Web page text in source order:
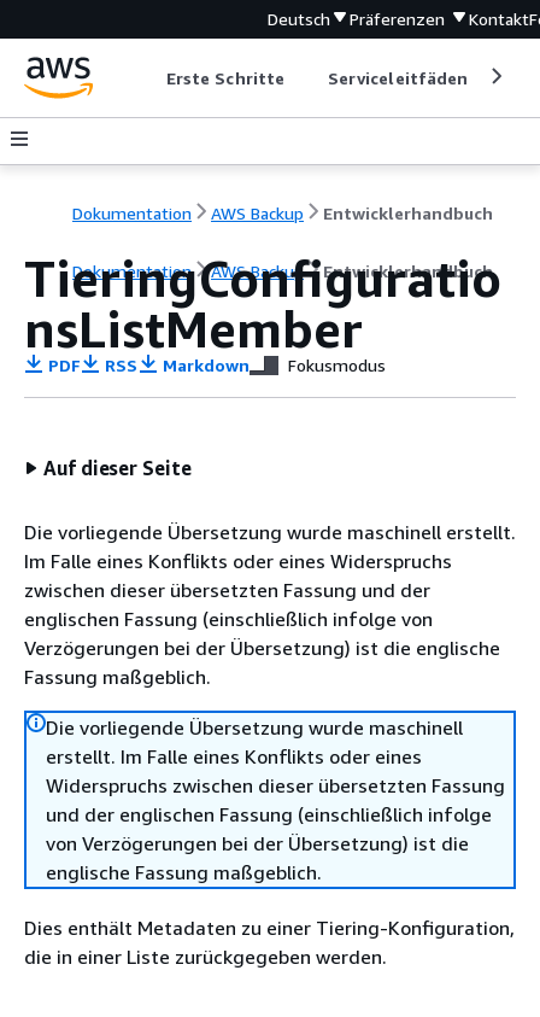
Deutsch Präferenzen Kontakt
Erste Schritte Serviceleitfäden
Dokumentation AWS Backup Entwicklerhandbuch
Dokumentation AWS Backup Entwicklerhandbuch
TieringConfiguratio
nsListMember
PDF RSS Markdown Fokusmodus
Auf dieser Seite
Die vorliegende Übersetzung wurde maschinell erstellt.
Im Falle eines Konflikts oder eines Widerspruchs
zwischen dieser übersetzten Fassung und der
englischen Fassung (einschließlich infolge von
Verzögerungen bei der Übersetzung) ist die englische
Fassung maßgeblich.
Die vorliegende Übersetzung wurde maschinell
erstellt. Im Falle eines Konflikts oder eines
Widerspruchs zwischen dieser übersetzten Fassung
und der englischen Fassung (einschließlich infolge
von Verzögerungen bei der Übersetzung) ist die
englische Fassung maßgeblich.
Dies enthält Metadaten zu einer Tiering-Konfiguration,
die in einer Liste zurückgegeben werden.